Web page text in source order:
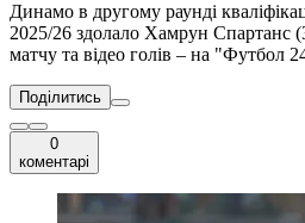
Динамо в другому раунді
2025/26 здолало Хамрун Спартанс
матчу та відео голів – на "Футбол
Поділитись
0
коментарі